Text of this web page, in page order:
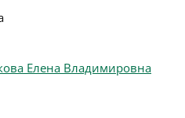
Елена Владимировна